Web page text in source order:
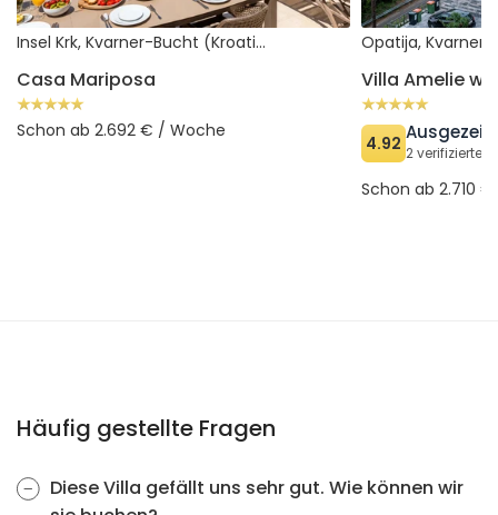
Insel Krk, Kvarner-Bucht (Kroatien)
Casa Mariposa
Schon ab 2.692 € / Woche
4.92 2 verifizierte
Schon ab 2.710
Häufig gestellte Fragen
Diese Villa gefällt uns sehr gut. Wie können wir